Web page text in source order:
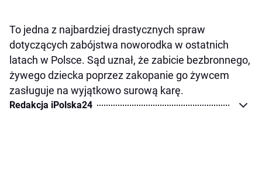
To jedna z najbardziej drastycznych spraw
dotyczących zabójstwa noworodka w ostatnich
latach w Polsce. Sąd uznał, że zabicie bezbronnego,
żywego dziecka poprzez zakopanie go żywcem
zasługuje na wyjątkowo surową karę.
Redakcja iPolska24